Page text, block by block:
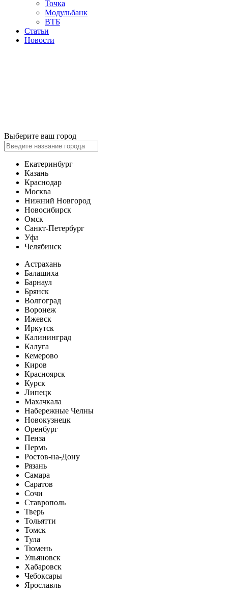
Точка
Модульбанк
ВТБ
Статьи
Новости
Выберите ваш город
Екатеринбург
Казань
Краснодар
Москва
Нижний Новгород
Новосибирск
Омск
Санкт-Петербург
Уфа
Челябинск
Астрахань
Балашиха
Барнаул
Брянск
Волгоград
Воронеж
Ижевск
Иркутск
Калининград
Калуга
Кемерово
Киров
Красноярск
Курск
Липецк
Махачкала
Набережные Челны
Новокузнецк
Оренбург
Пенза
Пермь
Ростов-на-Дону
Рязань
Самара
Саратов
Сочи
Ставрополь
Тверь
Тольятти
Томск
Тула
Тюмень
Ульяновск
Хабаровск
Чебоксары
Ярославль